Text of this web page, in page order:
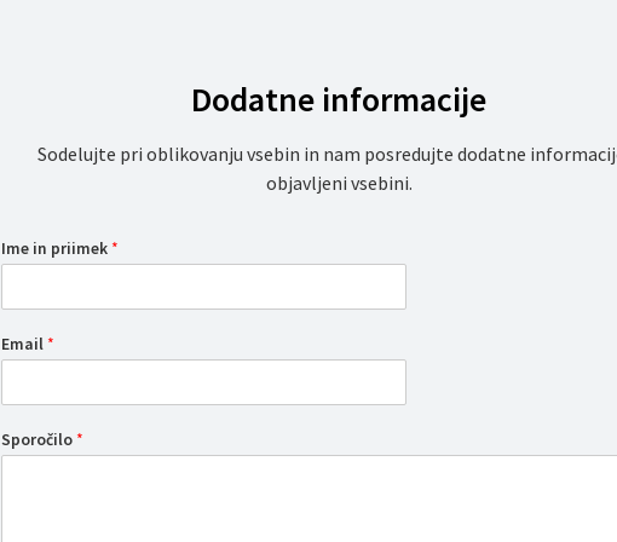
Dodatne informacije
Sodelujte pri oblikovanju vsebin in nam posredujte dodatne
objavljeni vsebini.
Ime in priimek *
Email *
Sporočilo *